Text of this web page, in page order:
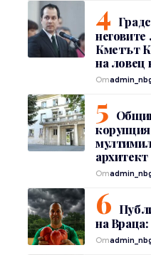
Кметът
на ловец
От
От
на Враца:
От